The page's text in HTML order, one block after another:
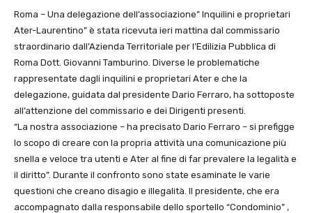
Roma – Una delegazione dell’associazione” Inquilini e proprietari
Ater-Laurentino” è stata ricevuta ieri mattina dal commissario
straordinario dall’Azienda Territoriale per l’Edilizia Pubblica di
Roma Dott. Giovanni Tamburino. Diverse le problematiche
rappresentate dagli inquilini e proprietari Ater e che la
delegazione, guidata dal presidente Dario Ferraro, ha sottoposte
all’attenzione del commissario e dei Dirigenti presenti.
“La nostra associazione – ha precisato Dario Ferraro – si prefigge
lo scopo di creare con la propria attività una comunicazione più
snella e veloce tra utenti e Ater al fine di far prevalere la legalità e
il diritto”. Durante il confronto sono state esaminate le varie
questioni che creano disagio e illegalità. Il presidente, che era
accompagnato dalla responsabile dello sportello “Condominio” ,